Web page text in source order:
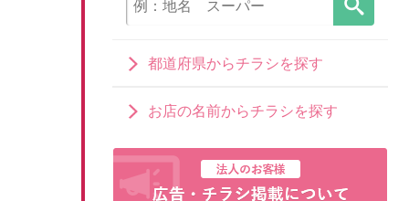
都道府県からチラシを探す
お店の名前からチラシを探す